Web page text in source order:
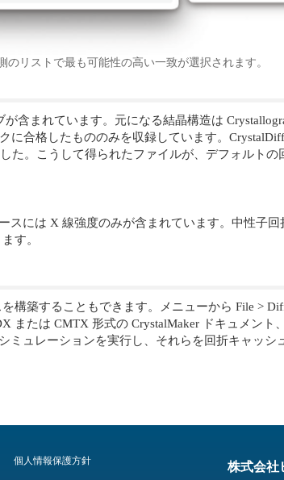
リストで最も可能性の高い一致が選択されます。
含まれています。元になる結晶構造は
に合格したもののみを収録しています。
た。こうして得られたファイルが、デフォルト
には X 線強度のみが含まれています。中性子
す。
構築することもできます。メニューから File >
または CMTX 形式の CrystalMaker ドキュメント
ュレーションを実行し、それらを回折キャッシ
個人情報保護方針 株式会社